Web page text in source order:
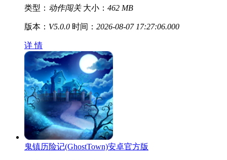
类型： 动作闯关 大小： 462 MB
版本： V5.0.0 时间： 2026-08-07 17:27:06.000
详 情
鬼镇历险记(GhostTown)安卓官方版